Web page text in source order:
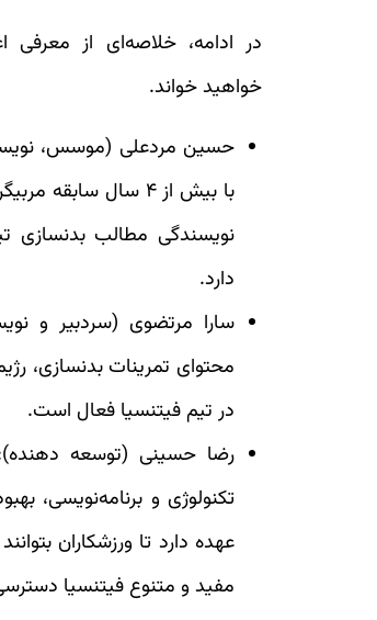
در ادامه، خلاصه‌ای از معرفی
خواهید خواند.
حسین مردعلی (موسس،
با بیش از ۴ سال
نویسندگی مطالب بدنسازی
دارد.
سارا مرتضوی (سردبیر و
محتوای تمرینات بدنسازی،
در تیم فیتنسیا فعال است.
رضا حسینی (توسعه
تکنولوژی و برنامه‌نویسی،
عهده دارد تا ورزشکاران
مفید و متنوع فیتنسیا